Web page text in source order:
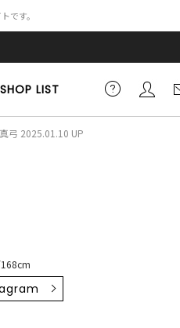
です。
SHOP LIST
弓 2025.01.10 UP